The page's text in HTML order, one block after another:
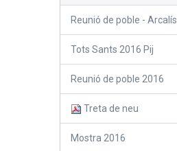
Reunió de poble - Arcalís
Tots Sants 2016 Pij
Reunió de poble 2016
Treta de neu
Mostra 2016